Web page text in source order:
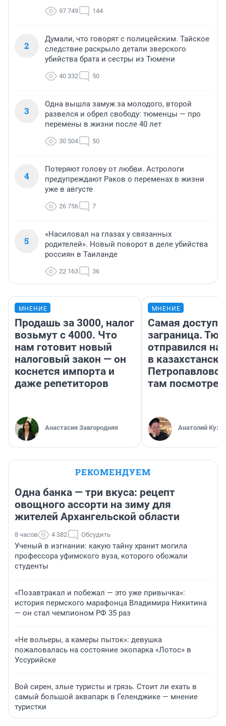
97 749 144
2
Думали, что говорят с полицейским. Тайское
следствие раскрыло детали зверского
убийства брата и сестры из Тюмени
40 332 50
3
Одна вышла замуж за молодого, второй
развелся и обрел свободу: тюменцы — про
перемены в жизни после 40 лет
30 504 50
4
Потеряют голову от любви. Астрологи
предупреждают Раков о переменах в жизни
уже в августе
26 756 7
5
«Насиловал на глазах у связанных
родителей». Новый поворот в деле убийства
россиян в Таиланде
22 163 36
МНЕНИЕ
Продашь за 3000, налог
возьмут с 4000. Что
нам готовит новый
налоговый закон — он
коснется импорта и
даже репетиторов
Анастасия Завгородняя
МНЕНИЕ
Самая
заграница.
отправился
в
там
Анатолий
РЕКОМЕНДУЕМ
Одна банка — три вкуса: рецепт
овощного ассорти на зиму для
жителей Архангельской области
8 часов 4 382 Обсудить
Ученый в изгнании: какую тайну хранит могила
профессора уфимского вуза, которого обожали
студенты
«Позавтракал и побежал — это уже привычка»:
история пермского марафонца Владимира Никитина
— он стал чемпионом РФ 35 раз
«Не вольеры, а камеры пыток»: девушка
пожаловалась на состояние экопарка «Лотос» в
Уссурийске
Вой сирен, злые туристы и грязь. Стоит ли ехать в
самый большой аквапарк в Геленджике — мнение
туристки